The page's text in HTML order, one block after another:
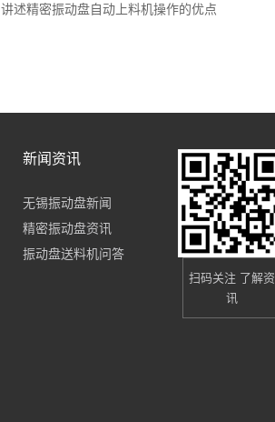
讲述精密振动盘自动上料机操作的优点
新闻资讯
无锡振动盘新闻
精密振动盘资讯
振动盘送料机问答
扫码关注 了解资
讯